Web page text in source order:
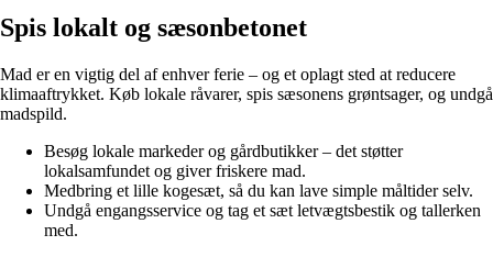
Spis lokalt og sæsonbetonet
Mad er en vigtig del af enhver ferie – og et oplagt sted at reducere
klimaaftrykket. Køb lokale råvarer, spis sæsonens grøntsager, og undgå
madspild.
Besøg lokale markeder og gårdbutikker – det støtter
lokalsamfundet og giver friskere mad.
Medbring et lille kogesæt, så du kan lave simple måltider selv.
Undgå engangsservice og tag et sæt letvægtsbestik og tallerken
med.